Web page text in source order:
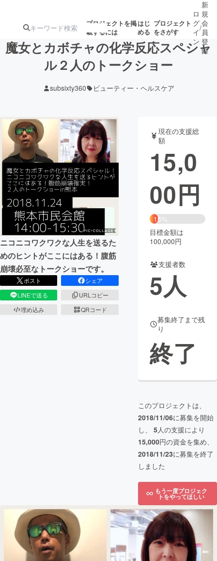
プロジェクトを掲
載するには
はじ
める
プロジェクト
をさがす
ターン
ジェクト
ロジェクト
アート・写真 音楽
テクノロジー・ガジェット ゲーム・
映像・映画 書籍・雑誌
ビジネス・起業 チャレンジ
まちづくり・地域活性化
CAMPFIRE for Social Good
CAMPFIRE Creation
CAMPFIREふるさと納税
コミュニティ
ロ
グ
イ
ン
/
新
規
会
員
登
録
魔女とカボチャの化学反応スペシャ
ル２人のトークショー
subsixty360 ビューティー・ヘルスケア
ニコニコワクワクな人生を送るた
めのヒントがここにはある！腹筋
崩壊必至なトークショーです。
ポスト
シェア
LINEで送る
URLコピー
埋め込み
QRコード
現在の支援総
額
15,0
00円
15%
目標金額は
100,000円
支援者数
5人
募集終了まで残
り
終了
このプロジェクトは、
2018/11/06に募集を開始
し、 5人の支援により
15,000円の資金を集め、
2018/11/23に募集を終了
しました
もう一度プロジェク
トをやってほしい